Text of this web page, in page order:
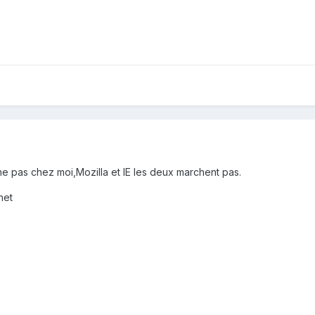
pas chez moi,Mozilla et IE les deux marchent pas.